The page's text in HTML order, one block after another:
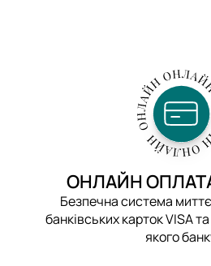
ОНЛАЙН
Безпечна система
банківських карток VISA
якого